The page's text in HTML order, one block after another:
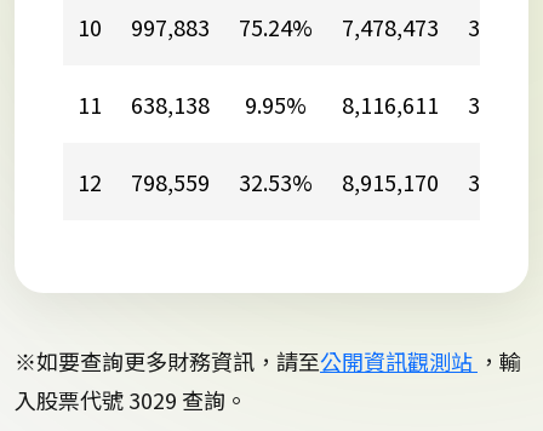
10 997,883 75.24% 7,478,473 36.86%
11 638,138 9.95% 8,116,611 34.27%
12 798,559 32.53% 8,915,170 34.12%
※如要查詢更多財務資訊，請至公開資訊觀測站 ，輸
入股票代號 3029 查詢。